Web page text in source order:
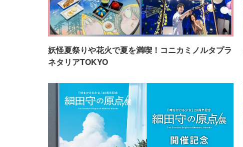
妖怪夏祭りや花火で夏を満喫！コニカミノルタプラ
ネタリアTOKYO